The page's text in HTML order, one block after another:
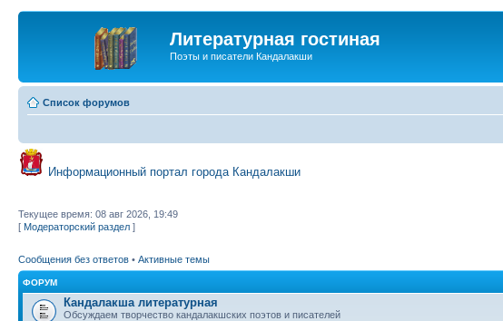
Литературная гостиная
Поэты и писатели Кандалакши
Список форумов
Информационный портал города Кандалакши
Текущее время: 08 авг 2026, 19:49
[ Модераторский раздел ]
Сообщения без ответов • Активные темы
ФОРУМ
Кандалакша литературная
Обсуждаем творчество кандалакшских поэтов и писателей